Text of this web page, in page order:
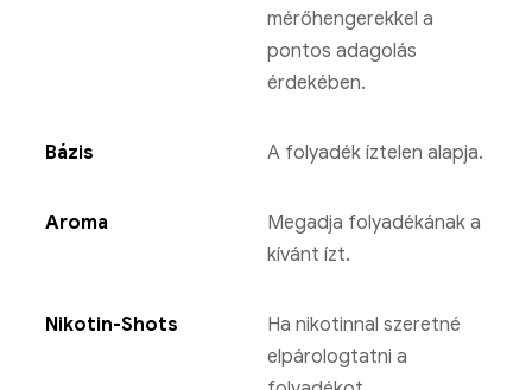
mérőhengerekkel a
pontos adagolás
érdekében.
Bázis A folyadék íztelen alapja.
Aroma
Megadja folyadékának a
kívánt ízt.
Nikotin-Shots
Ha nikotinnal szeretné
elpárologtatni a